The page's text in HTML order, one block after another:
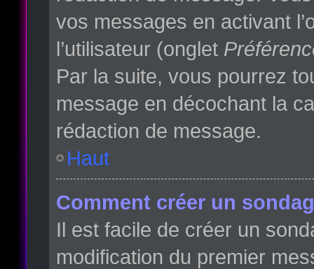
vos messages en activant
l’utilisateur (onglet
Par la suite, vous pourrez
message en décochant la
rédaction de message.
Haut
Comment créer un
Il est facile de créer un
modification du premier